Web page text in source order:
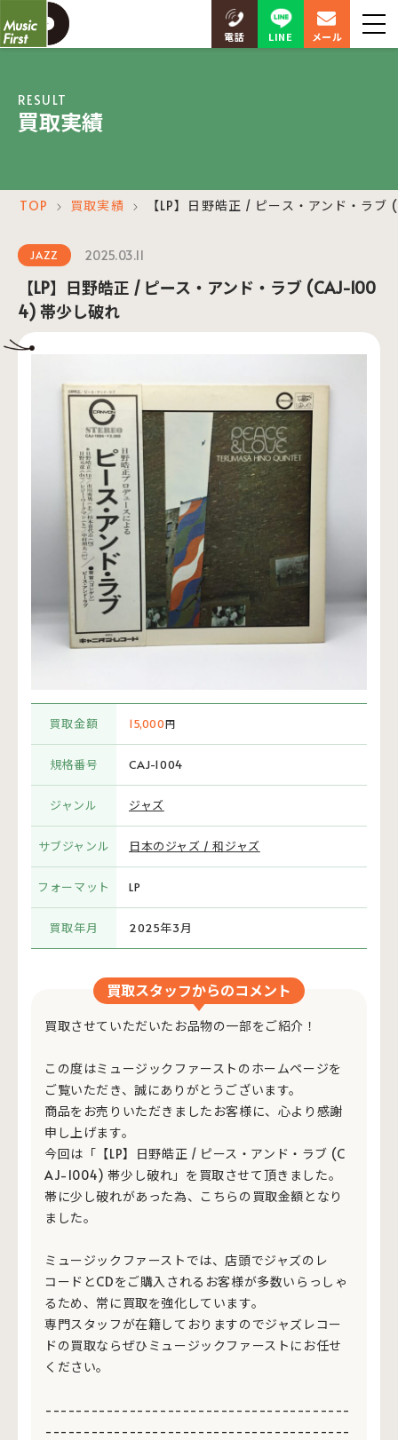
電話 LINE メール
RESULT
買取実績
TOP ＞ 買取実績 ＞ 【LP】日野皓正 / ピース・アンド・ラ
JAZZ 2025.03.11
【LP】日野皓正 / ピース・アンド・ラブ (CAJ-100
4) 帯少し破れ
買取金額 15,000円
規格番号 CAJ-1004
ジャンル ジャズ
サブジャンル 日本のジャズ / 和ジャズ
フォーマット LP
買取年月 2025年3月
買取スタッフからのコメント
買取させていただいたお品物の一部をご紹介！
この度はミュージックファーストのホームページを
ご覧いただき、誠にありがとうございます。
商品をお売りいただきましたお客様に、心より感謝
申し上げます。
今回は「【LP】日野皓正 / ピース・アンド・ラブ (C
AJ-1004) 帯少し破れ」を買取させて頂きました。
帯に少し破れがあった為、こちらの買取金額となり
ました。
ミュージックファーストでは、店頭でジャズのレ
コードとCDをご購入されるお客様が多数いらっしゃ
るため、常に買取を強化しています。
専門スタッフが在籍しておりますのでジャズレコー
ドの買取ならぜひミュージックファーストにお任せ
ください。
----------------------------------------
----------------------------------------